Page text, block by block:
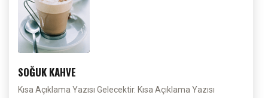
SOĞUK KAHVE
Kısa Açıklama Yazısı Gelecektir. Kısa Açıklama Yazısı